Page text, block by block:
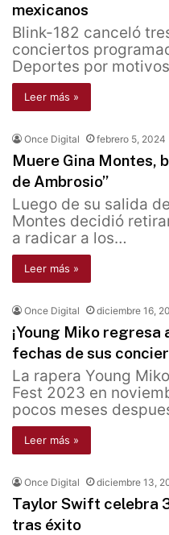
mexicanos
Blink-182 canceló
conciertos
Deportes por
Leer más »
Once Digital febrero 5, 2024
Muere Gina Montes,
de Ambrosio”
Luego de su salida
Montes decidió
a radicar a los…
Leer más »
Once Digital diciembre 16,
¡Young Miko regresa
fechas de sus
La rapera Young
Fest 2023 en
pocos meses
Leer más »
Once Digital diciembre 13,
Taylor Swift celebra
tras éxito